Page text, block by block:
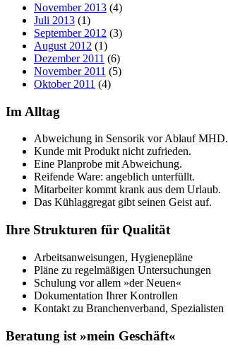
November 2013 (4)
Juli 2013 (1)
September 2012 (3)
August 2012 (1)
Dezember 2011 (6)
November 2011 (5)
Oktober 2011 (4)
Im Alltag
Abweichung in Sensorik vor Ablauf MHD.
Kunde mit Produkt nicht zufrieden.
Eine Planprobe mit Abweichung.
Reifende Ware: angeblich unterfüllt.
Mitarbeiter kommt krank aus dem Urlaub.
Das Kühlaggregat gibt seinen Geist auf.
Ihre Strukturen für Qualität
Arbeitsanweisungen, Hygienepläne
Pläne zu regelmäßigen Untersuchungen
Schulung vor allem »der Neuen«
Dokumentation Ihrer Kontrollen
Kontakt zu Branchenverband, Spezialisten
Beratung ist »mein Geschäft«